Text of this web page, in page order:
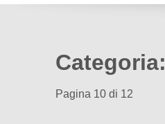
Categoria:
Pagina 10 di 12